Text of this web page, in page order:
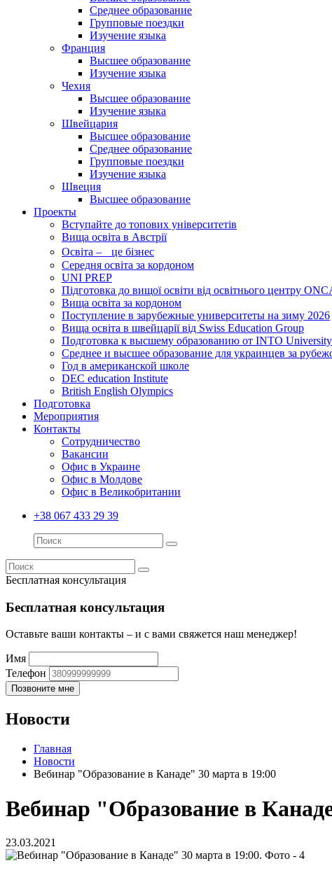
Среднее образование
Групповые поездки
Изучение языка
Франция
Высшее образование
Изучение языка
Чехия
Высшее образование
Изучение языка
Швейцария
Высшее образование
Среднее образование
Групповые поездки
Изучение языка
Швеция
Высшее образование
Проекты
Вступайте до топових університетів
Вища освіта в Австрії
Освіта – це бізнес
Середня освіта за кордоном
UNI PREP
Підготовка до вищої освіти від освітнього центру
Вища освіта за кордоном
Поступление в зарубежные университеты на зиму 2026
Вища освіта в швейцарії від Swiss Education Group
Подготовка к высшему образованию от INTO University
Среднее и высшее образование для украинцев за
Год в американской школе
DEC education Institute
British English Olympics
Подготовка
Мероприятия
Контакты
Сотрудничество
Вакансии
Офис в Украине
Офис в Молдове
Офис в Великобритании
+38 067 433 29 39
Бесплатная консультация
Бесплатная консультация
Оставьте ваши контакты – и с вами свяжется наш менеджер!
Имя
Телефон
Новости
Главная
Новости
Вебинар "Образование в Канаде" 30 марта в 19:00
Вебинар "Образование в
23.03.2021